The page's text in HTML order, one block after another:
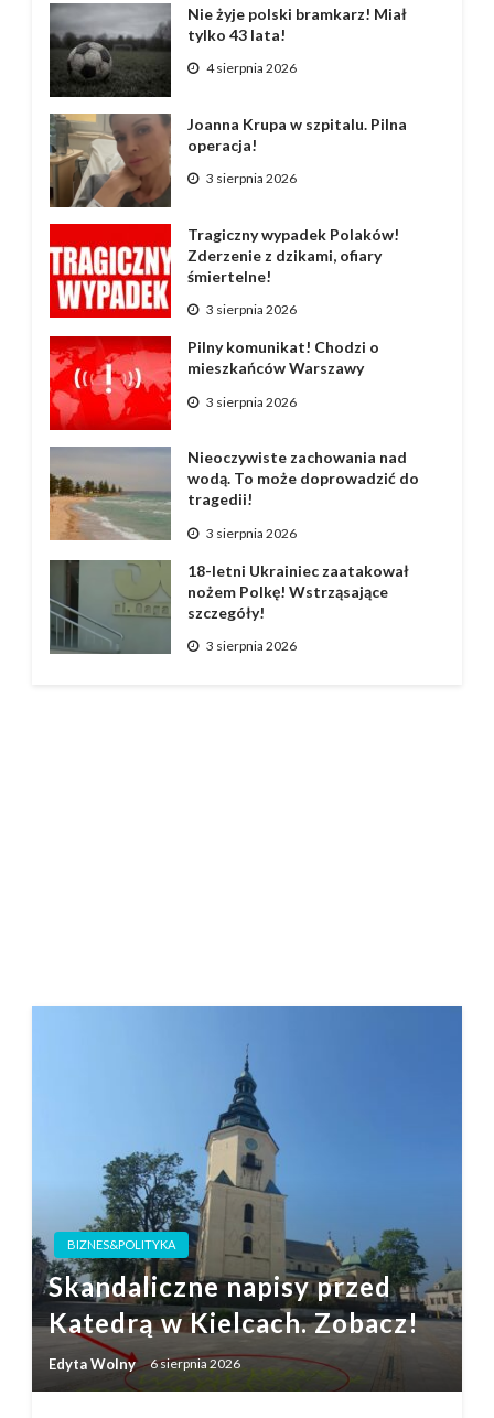
Nie żyje polski bramkarz! Miał
tylko 43 lata!
4 sierpnia 2026
Joanna Krupa w szpitalu. Pilna
operacja!
3 sierpnia 2026
Tragiczny wypadek Polaków!
Zderzenie z dzikami, ofiary
śmiertelne!
3 sierpnia 2026
Pilny komunikat! Chodzi o
mieszkańców Warszawy
3 sierpnia 2026
Nieoczywiste zachowania nad
wodą. To może doprowadzić do
tragedii!
3 sierpnia 2026
18-letni Ukrainiec zaatakował
nożem Polkę! Wstrząsające
szczegóły!
3 sierpnia 2026
BIZNES&POLITYKA
Skandaliczne napisy przed
Katedrą w Kielcach. Zobacz!
Edyta Wolny 6 sierpnia 2026